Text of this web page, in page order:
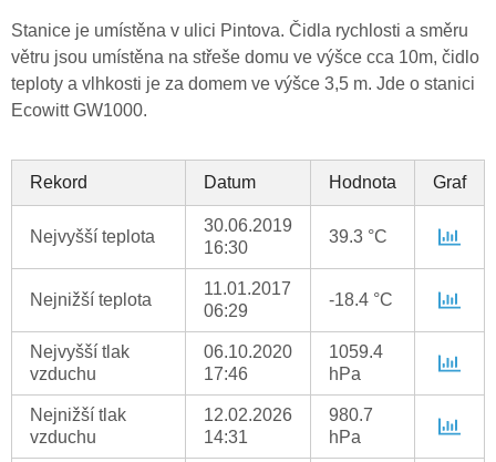
Stanice je umístěna v ulici Pintova. Čidla rychlosti a směru
větru jsou umístěna na střeše domu ve výšce cca 10m, čidlo
teploty a vlhkosti je za domem ve výšce 3,5 m. Jde o stanici
Ecowitt GW1000.
Rekord Datum Hodnota Graf
Nejvyšší teplota
30.06.2019
16:30
39.3 °C
Nejnižší teplota
11.01.2017
06:29
-18.4 °C
Nejvyšší tlak
vzduchu
06.10.2020
17:46
1059.4
hPa
Nejnižší tlak
vzduchu
12.02.2026
14:31
980.7
hPa